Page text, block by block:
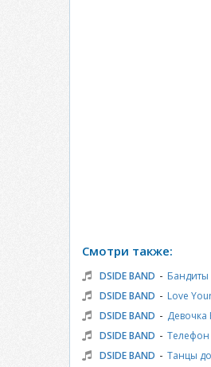
Смотри также:
DSIDE BAND - Бандиты
DSIDE BAND - Love
DSIDE BAND - Девочка
DSIDE BAND - Телефон
DSIDE BAND - Танцы